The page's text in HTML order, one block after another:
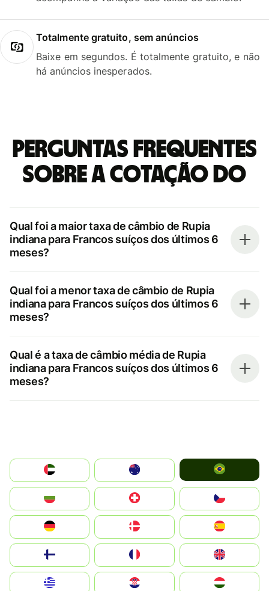
Totalmente gratuito, sem anúncios
Baixe em segundos. É totalmente gratuito, e não
há anúncios inesperados.
Perguntas frequentes
sobre a cotação do
Qual foi a maior taxa de câmbio de Rupia
indiana para Francos suíços dos últimos 6
meses?
Qual foi a menor taxa de câmbio de Rupia
indiana para Francos suíços dos últimos 6
meses?
Qual é a taxa de câmbio média de Rupia
indiana para Francos suíços dos últimos 6
meses?
الإمارات العربية المتحدة
Switzerland
Deutschland
United Kingdom
Magyarország